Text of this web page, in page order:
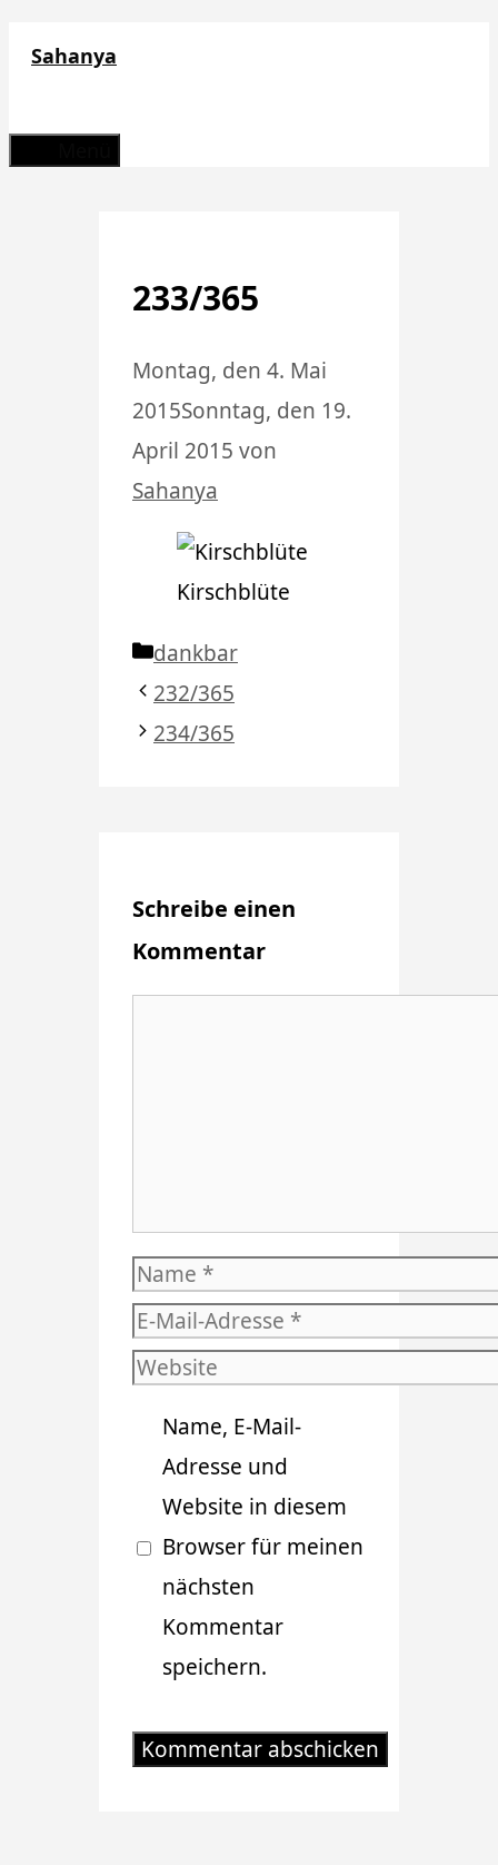
Sahanya
233/365
Montag, den 4. Mai
2015Sonntag, den 19.
April 2015 von
Sahanya
Kirschblüte
Kategorien
dankbar
232/365
234/365
Schreibe einen
Kommentar
Name
E-
Mail-
Website
Name, E-Mail-
Adresse und
Website in diesem
Browser für meinen
nächsten
Kommentar
speichern.